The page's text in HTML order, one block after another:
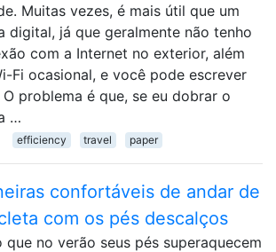
Muitas vezes, é mais útil que um
digital, já que geralmente não tenho
com a Internet no exterior, além
Fi ocasional, e você pode escrever
O problema é que, se eu dobrar o
…
efficiency travel paper
confortáveis ​​de andar de
com os pés descalços
que no verão seus pés superaquecem